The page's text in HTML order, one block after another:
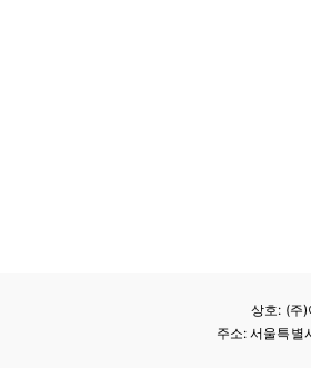
상호: (주
주소: 서울특